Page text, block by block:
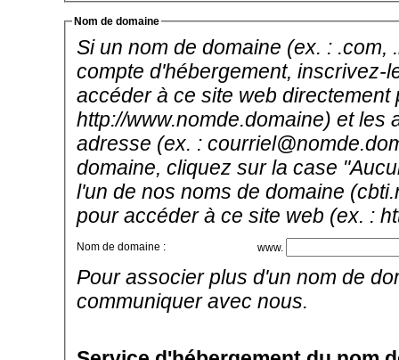
Nom de domaine
Si un nom de domaine (ex. :
compte d'hébergement, inscrivez-
accéder à ce site web
http://www.nomde.domaine) et
adresse (ex. :
domaine, cliquez sur la case
l'un de nos noms de domaine
pour accéder à ce site web (ex. :
Nom de domaine : www.
Pour associer plus d'un nom de
communiquer avec nous.